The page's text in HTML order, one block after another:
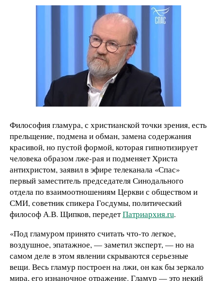
Философия гламура, с христианской точки зрения, есть
прельщение, подмена и обман, замена содержания
красивой, но пустой формой, которая гипнотизирует
человека образом лже-рая и подменяет Христа
антихристом, заявил в эфире телеканала «Спас»
первый заместитель председателя Синодального
отдела по взаимоотношениям Церкви с обществом и
СМИ, советник спикера Госдумы, политический
философ А.В. Щипков, передетПатриархия.ru.
«Под гламуром принято считать что-то легкое,
воздушное, эпатажное, — заметил эксперт, — но на
самом деле в этом явлении скрываются серьезные
вещи. Весь гламур построен на лжи, он как бы зеркало
мира, его изнаночное отражение. Гламур — это некий